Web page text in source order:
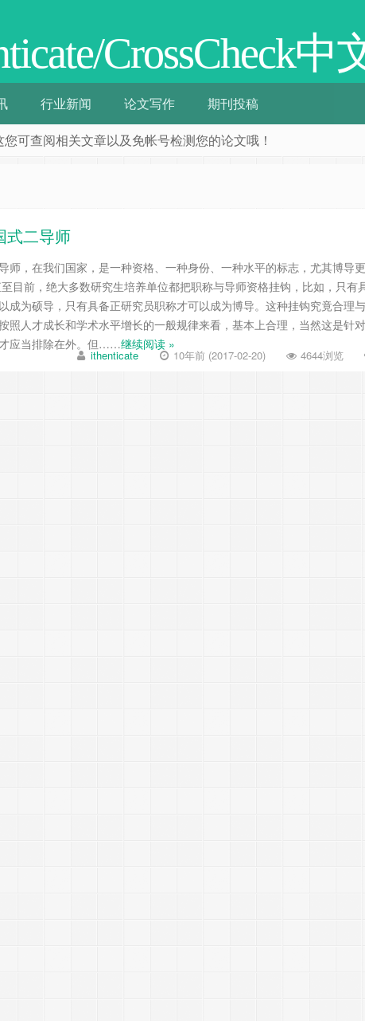
CrossCheck中
行业新闻 论文写作 期刊投稿
可查阅相关文章以及免帐号检测您的论文哦！
式二导师
师，在我们国家，是一种资格、一种身份、一种水平的标志，尤其博导
目前，绝大多数研究生培养单位都把职称与导师资格挂钩，比如，只有
成为硕导，只有具备正研究员职称才可以成为博导。这种挂钩究竟合理
照人才成长和学术水平增长的一般规律来看，基本上合理，当然这是针
应当排除在外。但……继续阅读 »
ithenticate 10年前 (2017-02-20) 4644浏览